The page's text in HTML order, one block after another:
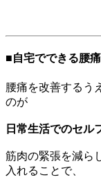
■自宅でできる腰
腰痛を改善するう
のが
日常生活でのセル
筋肉の緊張を減ら
入れることで、